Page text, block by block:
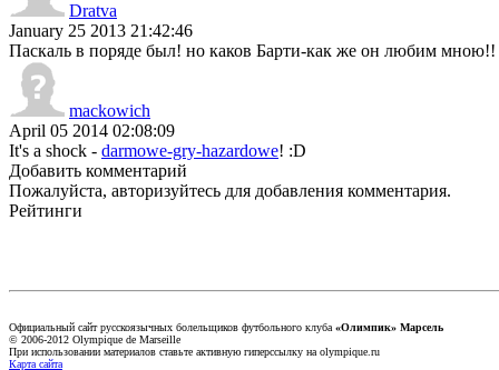
Dratva
January 25 2013 21:42:46
Паскаль в поряде был! но каков Барти-как же он любим
mackowich
April 05 2014 02:08:09
It's a shock - darmowe-gry-hazardowe! :D
Добавить комментарий
Пожалуйста, авторизуйтесь для добавления комментария.
Рейтинги
Официальный сайт русскоязычных болельщиков футбольного клуба «Олимпик» Марсель
© 2006-2012 Olympique de Marseille
При использовании материалов ставьте активную гиперссылку на olympique.ru
Карта сайта